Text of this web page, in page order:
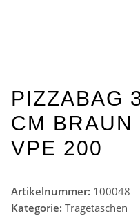
PIZZABAG
CM BRAUN
VPE 200
Artikelnummer: 100048
Kategorie: Tragetaschen